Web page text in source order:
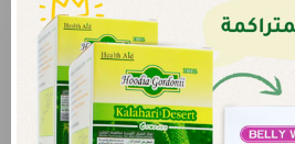
ودعم تجديد الخلايا لتحسين
مهدّئة
تساعد على التهدئة
لمسة نهائية مريحة للبشرة.